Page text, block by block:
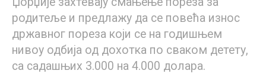
сексуализација деце
родитеље и предлажу да се повећа износ
државног пореза који се на годишњем
нивоу одбија од дохотка по сваком детету,
са садашњих 3.000 на 4.000 долара.